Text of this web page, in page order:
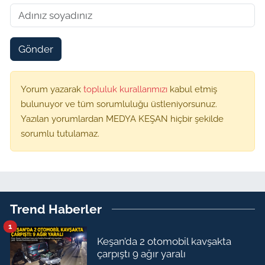
Gönder
Yorum yazarak topluluk kurallarımızı kabul etmiş
bulunuyor ve tüm sorumluluğu üstleniyorsunuz.
Yazılan yorumlardan MEDYA KEŞAN hiçbir şekilde
sorumlu tutulamaz.
Trend Haberler
Keşan’da 2 otomobil kavşakta
çarpıştı 9 ağır yaralı
1